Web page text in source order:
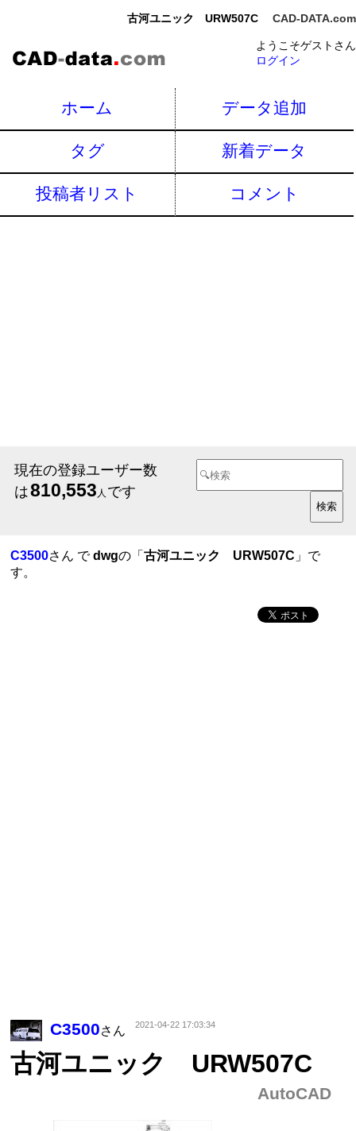
古河ユニック URW507C CAD-DATA.com
ようこそゲストさん
ログイン
ホーム データ追加
タグ 新着データ
投稿者リスト コメント
現在の登録ユーザー数
は810,553 人 です
C3500さん でdwgの「古河ユニック URW507C 」で
す。
C3500さん 2021-04-22 17:03:34
古河ユニック URW507C
AutoCAD